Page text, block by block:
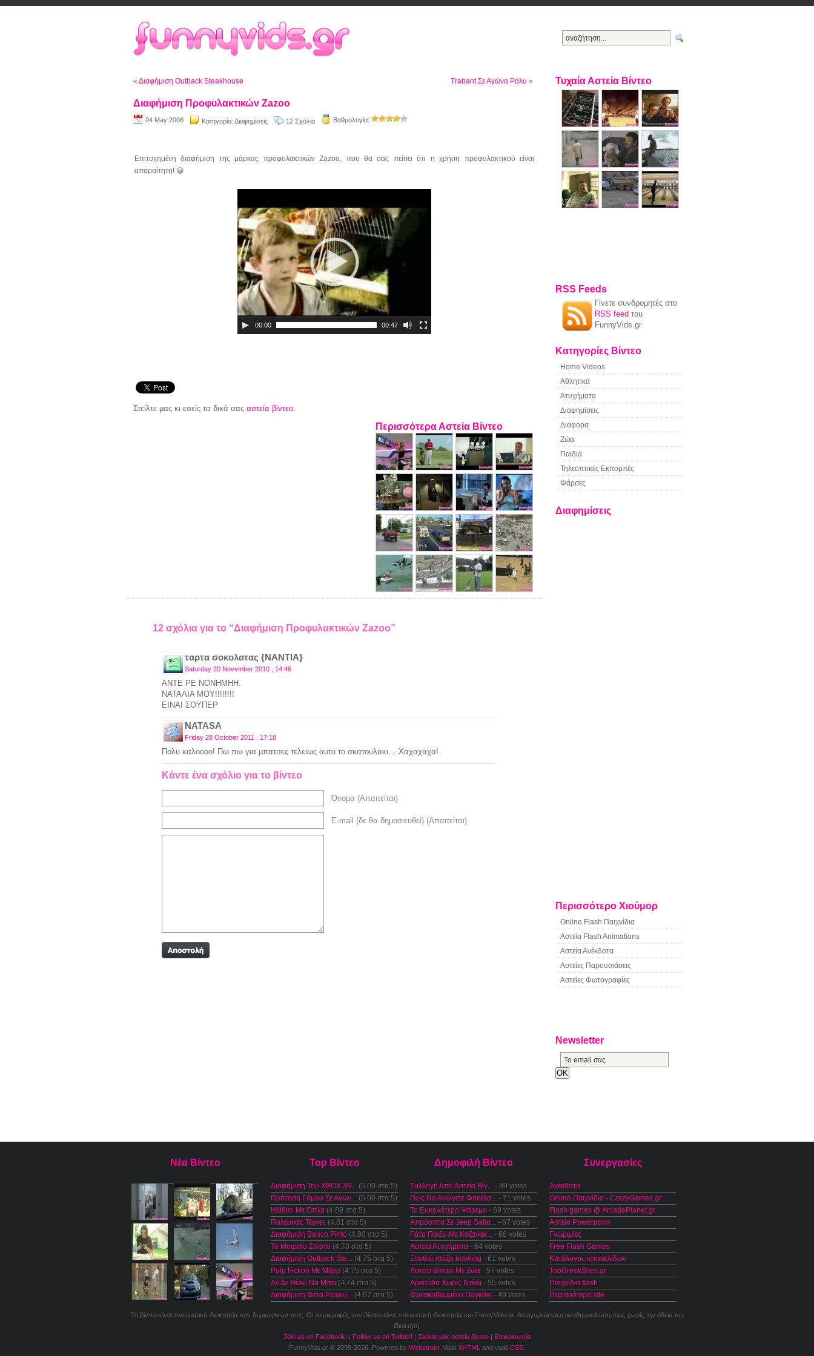
« Διαφήμιση Outback Steakhouse Trabant Σε Αγώνα Ράλυ »
Διαφήμιση Προφυλακτικών Zazoo
04 May 2008 Κατηγορία: Διαφημίσεις 12 Σχόλια Βαθμολογία:
Επιτυχημένη διαφήμιση της μάρκας προφυλακτικών Zazoo, που θα σας πείσει ότι η χρήση προφυλακτικού είναι
απαραίτητη! 😀
00:00 00:47
Στείλτε μας κι εσείς τα δικά σας αστεία βίντεο.
Περισσότερα Αστεία Βίντεο
12 σχόλια για το “Διαφήμιση Προφυλακτικών Zazoo”
ταρτα σοκολατας {ΝΑΝΤΙΑ}
Saturday 20 November 2010 , 14:46
ΑΝΤΕ ΡΕ ΝΟΝΗΜΗΗ.
ΝΑΤΑΛΙΑ ΜΟΥ!!!!!!!!
ΕΙΝΑΙ ΣΟΥΠΕΡ
NATASA
Friday 28 October 2011 , 17:18
Πολυ καλοοοο! Πω πω για μπατσες τελειως αυτο το σκατουλακι… Χαχαχαχα!
Κάντε ένα σχόλιο για το βίντεο
Όνομα (Απαιτείται)
E-mail (δε θα δημοσιευθεί) (Απαιτείται)
Τυχαία Αστεία Βίντεο
RSS Feeds
Γίνετε συνδρομητές στο
RSS feed του
FunnyVids.gr
Κατηγορίες Βίντεο
Home Videos
Αθλητικά
Ατυχήματα
Διαφημίσεις
Διάφορα
Ζώα
Παιδιά
Τηλεοπτικές Εκπομπές
Φάρσες
Διαφημίσεις
Περισσότερο Χιούμορ
Online Flash Παιχνίδια
Αστεία Flash Animations
Αστεία Ανέκδοτα
Αστείες Παρουσιάσεις
Αστείες Φωτογραφίες
Newsletter
Νέα Βίντεο Top Βίντεο
Διαφήμιση Του XBOX 36... (5.00 στα 5)
Πρόταση Γάμου Σε Αγών... (5.00 στα 5)
Ηλίθιοι Με Όπλα (4.89 στα 5)
Πολεμικές Τέχνες (4.81 στα 5)
Διαφήμιση Banco Pinto (4.80 στα 5)
Το Μοιραίο Σπίρτο (4.78 στα 5)
Διαφήμιση Outback Ste... (4.75 στα 5)
Pulp Fiction Με Μίξερ (4.75 στα 5)
Αν Δε Θέλει Να Μπει (4.74 στα 5)
Διαφήμιση Φέτα Piraeu... (4.67 στα 5)
Δημοφιλή Βίντεο
Συλλογή Από Αστεία Βίν... - 89 votes
Πως Να Ανοίγετε Φακέλο... - 71 votes
Το Ευκολότερο Ψάρεμα - 69 votes
Απρόοπτα Σε Jeep Safar... - 67 votes
Γάτα Παίζει Με Καζανάκ... - 66 votes
Αστεία Ατυχήματα - 64 votes
Ξανθιά παίζει bowling - 61 votes
Αστείο Βίντεο Με Ζώα - 57 votes
Αρκούδα Χωρίς Ντέφι - 55 votes
Φρεσκοβαμμένο Παγκάκι - 49 votes
Συνεργασίες
Ανέκδοτα
Online Παιχνίδια - CrazyGames.gr
Flash games @ ArcadePlanet.gr
Αστεία Powerpoint
Γνωριμίες
Free Flash Games
Κατάλογος ιστοσελίδων
TopGreekSites.gr
Παιχνίδια flash
Περισσότερα site...
Τα βίντεο είναι πνευματική ιδιοκτησία των δημιουργών τους. Οι περιγραφές των βίντεο είναι πνευματική ιδιοκτησία του FunnyVids.gr. Απαγορεύεται η αναδημοσίευσή τους χωρίς την άδεια του
ιδιοκτήτη.
Join us on Facebook! | Follow us on Twitter! | Στείλτε μας αστεία βίντεο | Επικοινωνία
FunnyVids.gr © 2008-2026. Powered by Webstrukt . Valid XHTML and valid CSS